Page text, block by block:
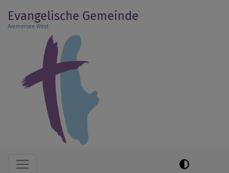
zum
Inhalt
Evangelische Gemeinde
Ammersee West
Hauptnavigation